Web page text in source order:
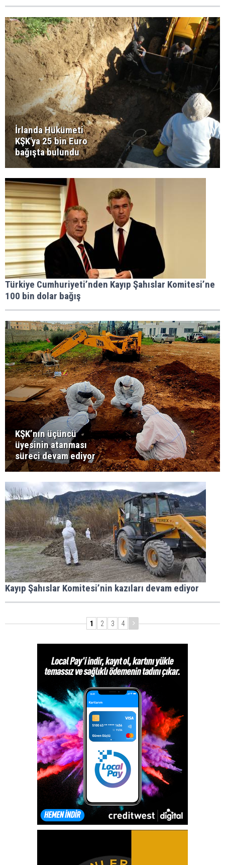
İrlanda Hükümeti
KŞK'ya 25 bin Euro
bağışta bulundu
Türkiye Cumhuriyeti’nden Kayıp Şahıslar Komitesi’ne
100 bin dolar bağış
KŞK’nın üçüncü
üyesinin atanması
süreci devam ediyor
Kayıp Şahıslar Komitesi’nin kazıları devam ediyor
1 2 3 4